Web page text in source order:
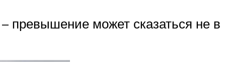
превышение может сказаться не в